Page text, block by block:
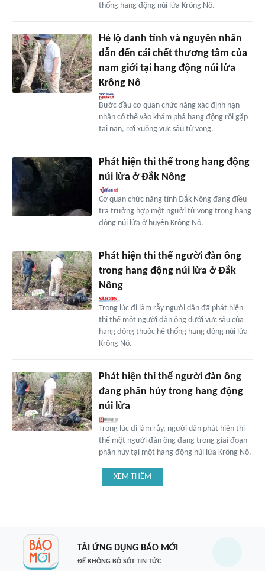
thống hang động núi lửa Krông Nô.
Hé lộ danh tính và nguyên nhân
dẫn đến cái chết thương tâm của
nam giới tại hang động núi lửa
Krông Nô
Bước đầu cơ quan chức năng xác định nạn
nhân có thể vào khám phá hang động rồi gặp
tai nạn, rơi xuống vực sâu tử vong.
Phát hiện thi thể trong hang động
núi lửa ở Đắk Nông
Cơ quan chức năng tỉnh Đắk Nông đang điều
tra trường hợp một người tử vong trong hang
động núi lửa ở huyện Krông Nô.
Phát hiện thi thể người đàn ông
trong hang động núi lửa ở Đắk
Nông
Trong lúc đi làm rẫy người dân đã phát hiện
thi thể một người đàn ông dưới vực sâu của
hang động thuộc hệ thống hang động núi lửa
Krông Nô.
Phát hiện thi thể người đàn ông
đang phân hủy trong hang động
núi lửa
Trong lúc đi làm rẫy, người dân phát hiện thi
thể một người đàn ông đang trong giai đoạn
phân hủy tại một hang động núi lửa Krông Nô.
XEM THÊM
TẢI ỨNG DỤNG BÁO MỚI
ĐỂ KHÔNG BỎ SÓT TIN TỨC